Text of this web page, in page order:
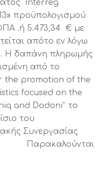
Interreg
προϋπολογισμού
.ή 5.473,34 € με
απότο εν λόγω
Η δαπάνη πληρωμής
από το
the promotion of the
focused on the
and Dodoni” το
του
Συνεργασίας
Παρακαλούνται